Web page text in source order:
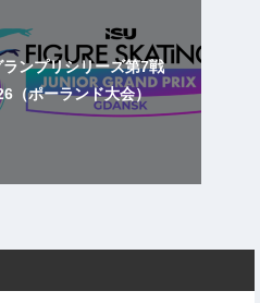
ランプリシリーズ第7戦
（ポーランド大会）